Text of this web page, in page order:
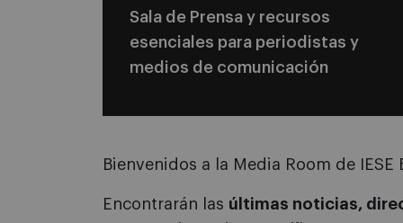
Sala de Prensa y recursos
esenciales para periodistas y
medios de comunicación
Bienvenidos a la Media Room de IESE
Encontrarán las últimas noticias,